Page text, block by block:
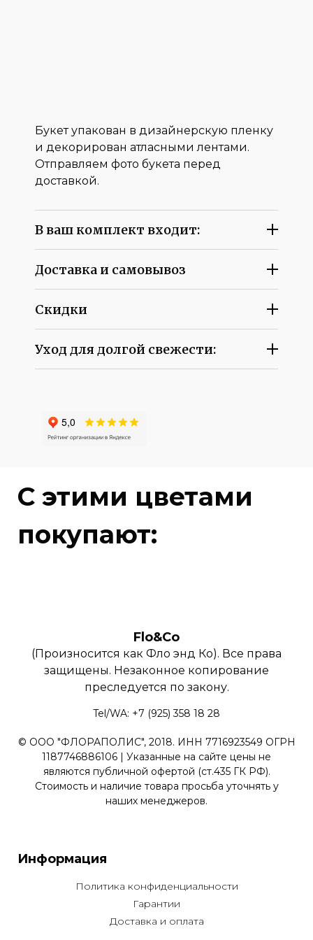
Букет упакован в дизайнерскую пленку
и декорирован атласными лентами.
Отправляем фото букета перед
доставкой.
В ваш комплект входит:
Доставка и самовывоз
Скидки
Уход для долгой свежести:
C этими цветами
покупают:
Flo&Co
(Произносится как Фло энд Ко). Все права
защищены. Незаконное копирование
преследуется по закону.
Tel/WA: +7 (925) 358 18 28
© ООО "ФЛОРАПОЛИС", 2018. ИНН 7716923549 ОГРН
1187746886106 | Указанные на сайте цены не
являются публичной офертой (ст.435 ГК РФ).
Стоимость и наличие товара просьба уточнять у
наших менеджеров.
Информация
Политика конфиденциальности
Гарантии
Доставка и оплата